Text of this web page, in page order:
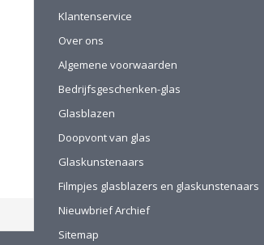
Klantenservice
Over ons
Algemene voorwaarden
Bedrijfsgeschenken-glas
Glasblazen
Doopvont van glas
Glaskunstenaars
Filmpjes glasblazers en glaskunstenaars
Nieuwbrief Archief
Sitemap